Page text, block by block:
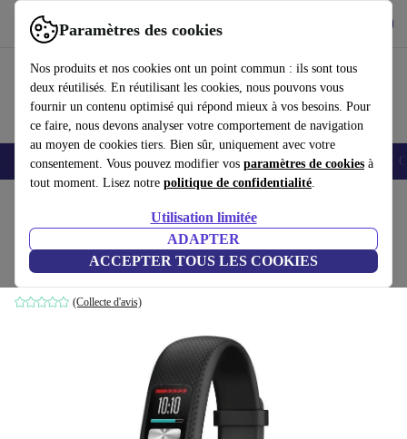
Paramètres des cookies
Nos produits et nos cookies ont un point commun : ils sont tous
deux réutilisés. En réutilisant les cookies, nous pouvons vous
fournir un contenu optimisé qui répond mieux à vos besoins. Pour
ce faire, nous devons analyser votre comportement de navigation
au moyen de cookies tiers. Bien sûr, uniquement avec votre
consentement. Vous pouvez modifier vos paramètres de cookies à
tout moment. Lisez notre politique de confidentialité.
Utilisation limitée
ADAPTER
ACCEPTER TOUS LES COOKIES
Utilisez refurbed rapidement et facilement
Smartphones Laptops Tablettes Montres connectées Accessoires
Garmin Vivofit 4 (2017)
noir | L
(Collecte d'avis)